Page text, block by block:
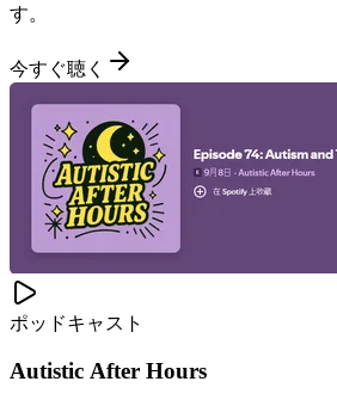
す。
今すぐ聴く
ポッドキャスト
Autistic After Hours